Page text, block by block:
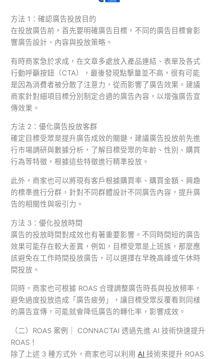
方法 1：確認廣告投放目的
在投放廣告前，首先要明確廣告目標，不同的廣告目標會影
響廣告設計、內容與投放策略。
有時商家急於求成，在文章多處放入產品連結、表單及各式
行動呼籲按鈕（CTA），最後發現點擊量並不高，很有可能
是因為消費者被分散了注意力，從而影響了廣告效果。建議
商家針對細項目標分別制定合適的廣告內容，以增強廣告宣
傳效果。
方法 2：優化廣告投放客群
確定目標受眾是提升廣告成效的關鍵，建議廣告投放前先進
行市場調研與數據分析，了解目標受眾的年齡、性別、購買
行為等特徵，根據這些特徵進行精準投放。
此外，商家也可以將現有客戶根據購買率、購買金額、興趣
的標準進行分群，針對不同群體設計不同廣告內容，提升廣
告的相關性與吸引力。
方法 3：優化投放時間
廣告的投放時間對成效也有著重要影響。不同時間短的廣告
效果可能存在較大差異，例如，目標受眾是上班族，那麼應
該避免在工作時間投放廣告，可以選擇在早晚高峰或午休時
間投放。
同時，商家也可根據 ROAS 合理調整廣告時長與投放頻率，
避免過度投放造成「廣告疲勞」，讓目標受眾反覆看到同樣
的廣告宣傳，可能就會降低廣告的轉化率，影響成效。
（二）ROAS 案例｜ CONNACTAI 透過先進 AI 技術快速提升
ROAS！
除了上述 3 種方式外，商家也可以利用AI 技術來提升 ROAS